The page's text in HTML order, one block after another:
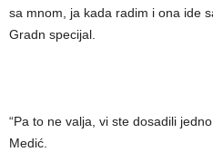
sa mnom, ja kada radim i ona ide
Gradn specijal.
“Pa to ne valja, vi ste dosadili
Medić.